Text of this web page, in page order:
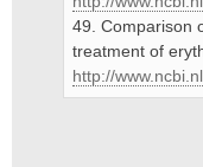
49. Comparison
treatment of
http://